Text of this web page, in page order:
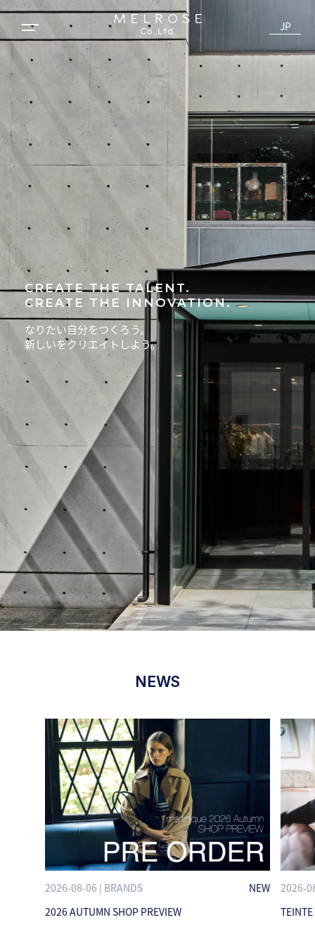
JP
CREATE THE TALENT.
CREATE THE INNOVATION.
なりたい自分をつくろう。
新しいをクリエイトしよう。
NEWS
2026-08-06 | BRANDS
NEW
2026 AUTUMN SHOP PREVIEW
2026-